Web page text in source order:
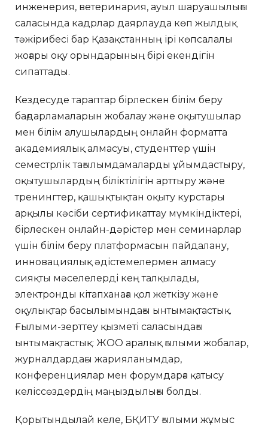
инженерия, ветеринария, ауыл шаруашылығы
саласында кадрлар даярлауда көп жылдық
тәжірибесі бар Қазақстанның ірі көпсалалы
жоғары оқу орындарының бірі екендігін
сипаттады.
Кездесуде тараптар бірлескен білім беру
бағдарламаларын жобалау және оқытушылар
мен білім алушылардың онлайн форматта
академиялық алмасуы, студенттер үшін
семестрлік тағылымдамаларды ұйымдастыру,
оқытушылардың біліктілігін арттыру және
тренингтер, қашықтықтан оқыту курстары
арқылы кәсіби сертификаттау мүмкіндіктері,
бірлескен онлайн-дәрістер мен семинарлар
үшін білім беру платформасын пайдалану,
инновациялық әдістемелермен алмасу
сияқты мәселелерді кең талқылады,
электронды кітапханаға қол жеткізу және
оқулықтар басылымындағы ынтымақтастық.
Ғылыми-зерттеу қызметі саласындағы
ынтымақтастық: ЖОО аралық ғылыми жобалар,
журналдардағы жарияланымдар,
конференциялар мен форумдарға қатысу
келіссөздердің маңыздылығы болды.
Қорытындылай келе, БҚИТУ ғылыми жұмыс